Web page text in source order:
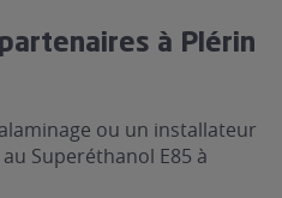
à Plérin
ou un installateur
Superéthanol E85 à